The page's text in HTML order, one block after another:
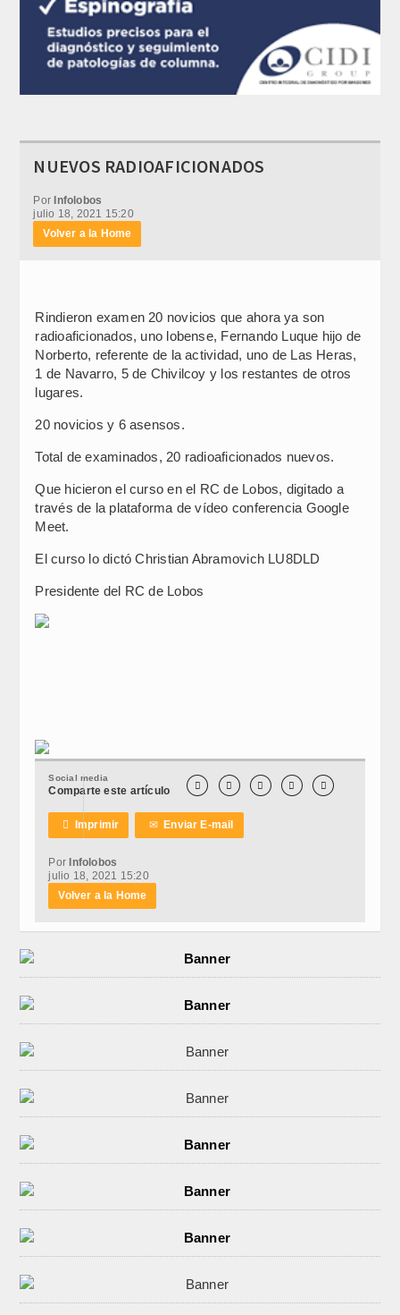
NUEVOS RADIOAFICIONADOS
PorInfolobos
julio 18, 2021 15:20
Volver a la Home
Rindieron examen 20 novicios que ahora ya son
radioaficionados, uno lobense, Fernando Luque hijo de
Norberto, referente de la actividad, uno de Las Heras,
1 de Navarro, 5 de Chivilcoy y los restantes de otros
lugares.
20 novicios y 6 asensos.
Total de examinados, 20 radioaficionados nuevos.
Que hicieron el curso en el RC de Lobos, digitado a
través de la plataforma de vídeo conferencia Google
Meet.
El curso lo dictó Christian Abramovich LU8DLD
Presidente del RC de Lobos
Social media
Comparte este artículo     
 Imprimir ✉Enviar E-mail
PorInfolobos
julio 18, 2021 15:20
Volver a la Home